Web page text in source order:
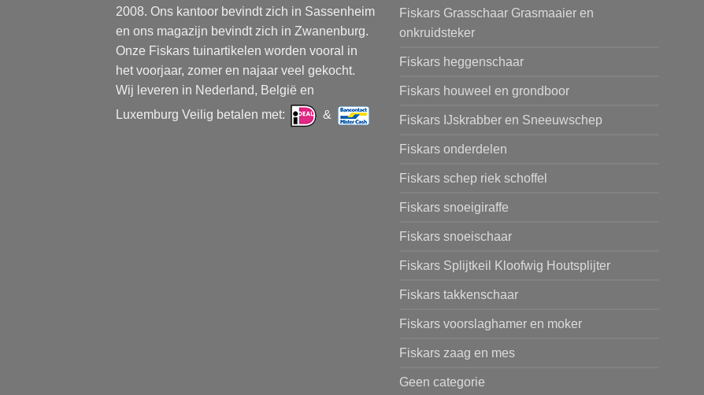
2008. Ons kantoor bevindt zich in Sassenheim
en ons magazijn bevindt zich in Zwanenburg.
Onze Fiskars tuinartikelen worden vooral in
het voorjaar, zomer en najaar veel gekocht.
Wij leveren in Nederland, België en
Luxemburg Veilig betalen met:
&
Fiskars Grasschaar Grasmaaier en
onkruidsteker
Fiskars heggenschaar
Fiskars houweel en grondboor
Fiskars IJskrabber en Sneeuwschep
Fiskars onderdelen
Fiskars schep riek schoffel
Fiskars snoeigiraffe
Fiskars snoeischaar
Fiskars Splijtkeil Kloofwig Houtsplijter
Fiskars takkenschaar
Fiskars voorslaghamer en moker
Fiskars zaag en mes
Geen categorie